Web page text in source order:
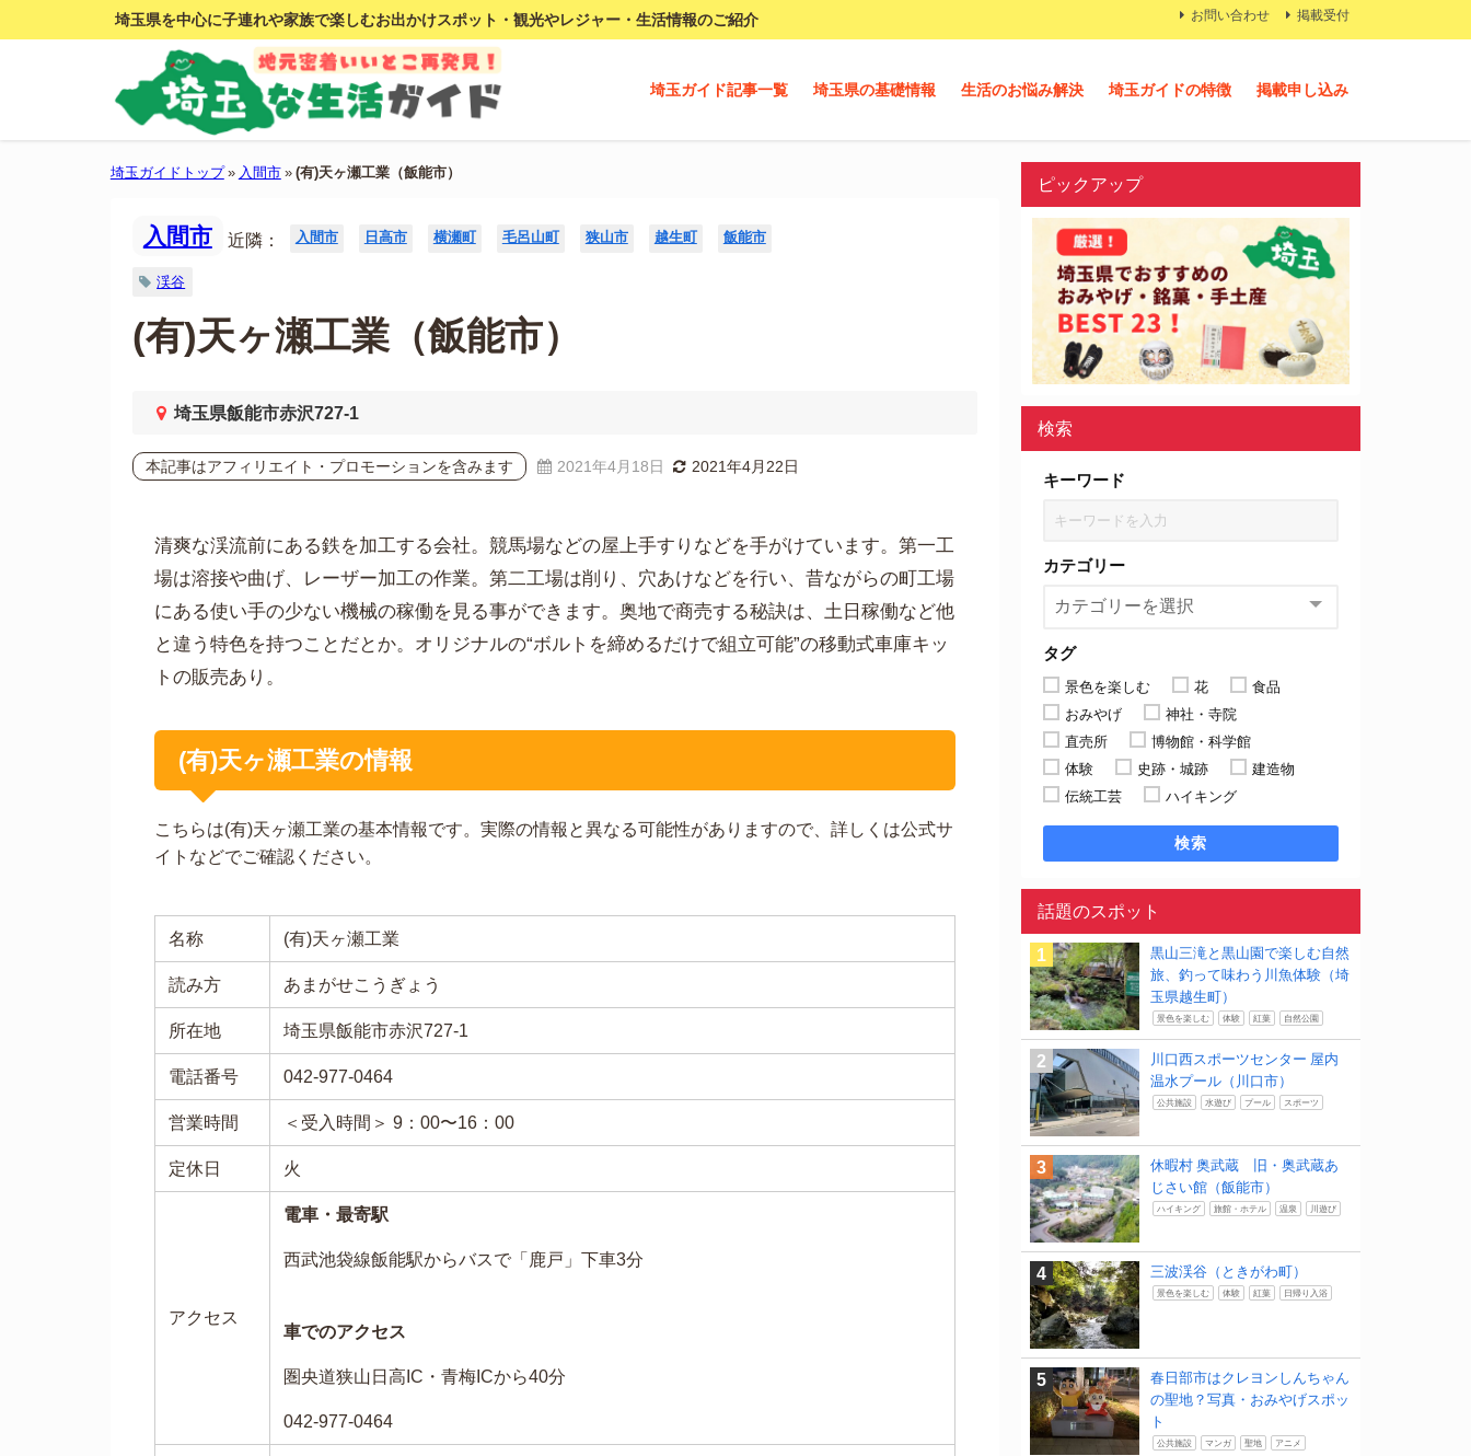
埼玉県を中心に子連れや家族で楽しむお出かけスポット・観光やレジャー・生活情報のご紹介 お問い合わせ 掲載受付
埼玉ガイド記事一覧 埼玉県の基礎情報 生活のお悩み解決 埼玉ガイドの特徴 掲載申し込み
埼玉ガイドトップ» 入間市» (有)天ヶ瀬工業（飯能市）
入間市 近隣： 入間市 日高市 横瀬町 毛呂山町 狭山市 越生町 飯能市
渓谷
(有)天ヶ瀬工業（飯能市）
埼玉県飯能市赤沢727-1
本記事はアフィリエイト・プロモーションを含みます 2021年4月18日 2021年4月22日
清爽な渓流前にある鉄を加工する会社。競馬場などの屋上手すりなどを手がけています。第一工
場は溶接や曲げ、レーザー加工の作業。第二工場は削り、穴あけなどを行い、昔ながらの町工場
にある使い手の少ない機械の稼働を見る事ができます。奥地で商売する秘訣は、土日稼働など他
と違う特色を持つことだとか。オリジナルの“ボルトを締めるだけで組立可能”の移動式車庫キッ
トの販売あり。
(有)天ヶ瀬工業の情報
こちらは(有)天ヶ瀬工業の基本情報です。実際の情報と異なる可能性がありますので、詳しくは公式サ
イトなどでご確認ください。
名称 (有)天ヶ瀬工業
読み方 あまがせこうぎょう
所在地 埼玉県飯能市赤沢727-1
電話番号 042-977-0464
営業時間 ＜受入時間＞ 9：00〜16：00
定休日 火
アクセス
電車・最寄駅
西武池袋線飯能駅からバスで「鹿戸」下車3分
車でのアクセス
圏央道狭山日高IC・青梅ICから40分
042-977-0464
ピックアップ
検索
キーワード
カテゴリー
タグ
景色を楽しむ 花
食品
おみやげ
神社・寺院
直売所
博物館・科学館
体験
史跡・城跡
建造物
伝統工芸
ハイキング
検索
話題のスポット
黒山三滝と黒山園で楽しむ自然
旅、釣って味わう川魚体験（埼
玉県越生町）
景色を楽しむ 体験 紅葉 自然公園
川口西スポーツセンター 屋内
温水プール（川口市）
公共施設 水遊び プール スポーツ
休暇村 奥武蔵 旧・奥武蔵あ
じさい館（飯能市）
ハイキング 旅館・ホテル 温泉 川遊び
三波渓谷（ときがわ町）
景色を楽しむ 体験 紅葉 日帰り入浴
春日部市はクレヨンしんちゃん
の聖地？写真・おみやげスポッ
ト
公共施設 マンガ 聖地 アニメ